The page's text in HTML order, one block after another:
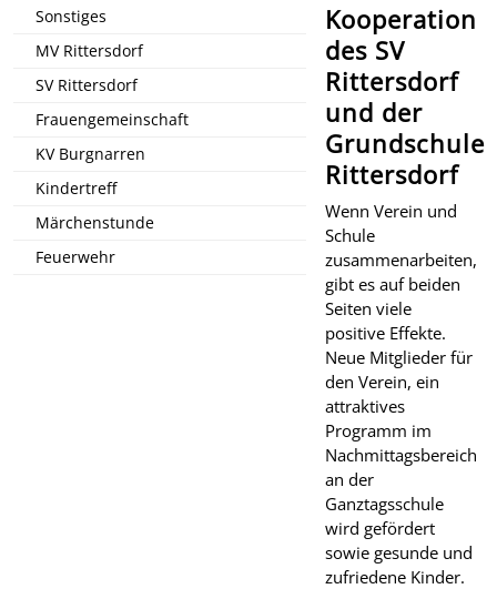
Sonstiges
MV Rittersdorf
SV Rittersdorf
Frauengemeinschaft
KV Burgnarren
Kindertreff
Märchenstunde
Feuerwehr
Kooperation
des SV
Rittersdorf
und der
Grundschule
Rittersdorf
Wenn Verein und
Schule
zusammenarbeiten,
gibt es auf beiden
Seiten viele
positive Effekte.
Neue Mitglieder für
den Verein, ein
attraktives
Programm im
Nachmittagsbereich
an der
Ganztagsschule
wird gefördert
sowie gesunde und
zufriedene Kinder.